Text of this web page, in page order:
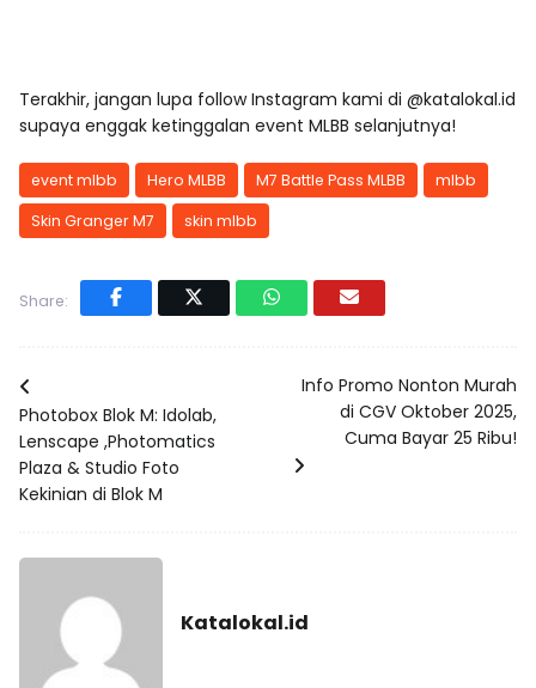
Terakhir, jangan lupa follow Instagram kami di @katalokal.id
supaya enggak ketinggalan event MLBB selanjutnya!
event mlbb Hero MLBB M7 Battle Pass MLBB
mlbb
Skin Granger M7
skin mlbb
Share:
Photobox Blok M: Idolab,
Lenscape ,Photomatics
Plaza & Studio Foto
Kekinian di Blok M
Info Promo Nonton Murah
di CGV Oktober 2025,
Cuma Bayar 25 Ribu!
Katalokal.id